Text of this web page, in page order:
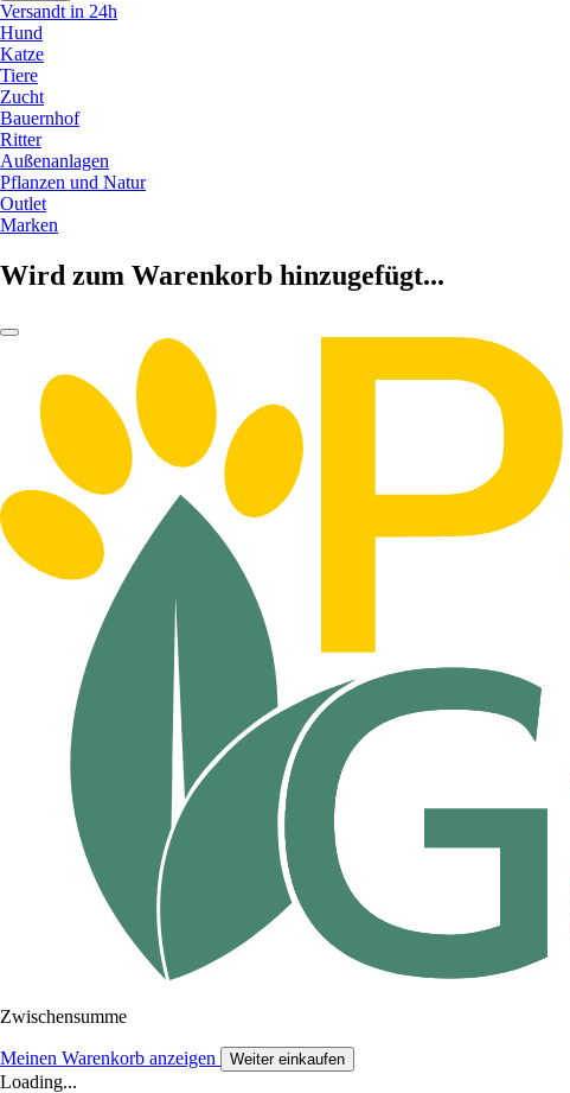
Versandt in 24h
Hund
Katze
Tiere
Zucht
Bauernhof
Ritter
Außenanlagen
Pflanzen und Natur
Outlet
Marken
Wird zum Warenkorb hinzugefügt...
Zwischensumme
Meinen Warenkorb anzeigen Weiter einkaufen
Loading...